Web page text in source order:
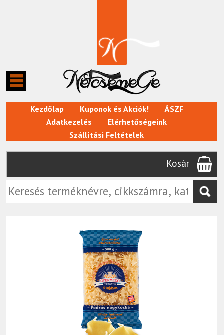
Kezdőlap Kuponok és Akciók!
ÁSZF
Adatkezelés
Elérhetőségeink
Szállítási Feltételek
Kosár